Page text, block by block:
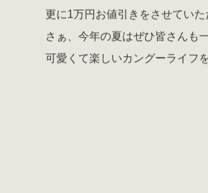
更に1万円お値引きをさせていた
さぁ、今年の夏はぜひ皆さんも
可愛くて楽しいカングーライフ